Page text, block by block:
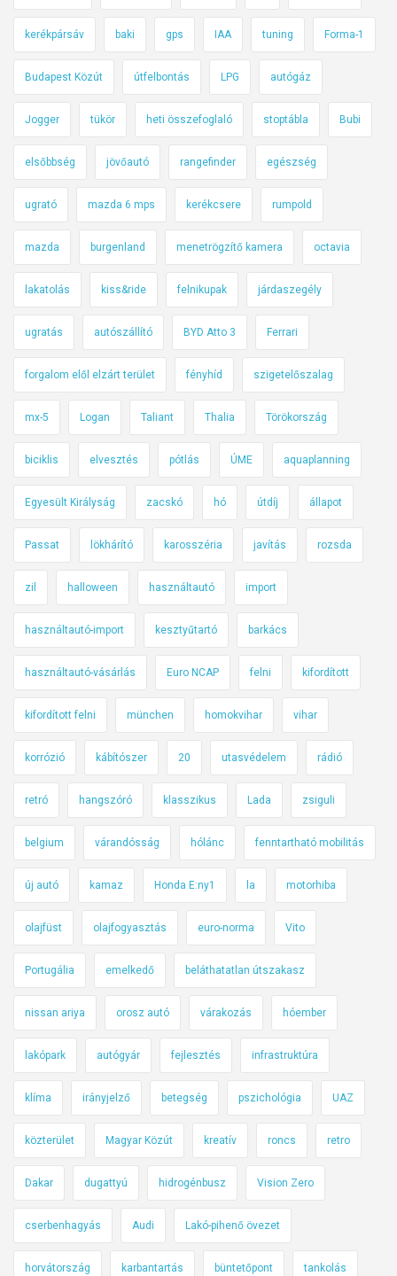
kerékpársáv baki gps IAA tuning Forma-1
Budapest Közút útfelbontás LPG autógáz
Jogger tükör heti összefoglaló stoptábla Bubi
elsőbbség jövőautó rangefinder egészség
ugrató mazda 6 mps kerékcsere rumpold
mazda burgenland menetrögzítő kamera octavia
lakatolás kiss&ride felnikupak járdaszegély
ugratás autószállító BYD Atto 3 Ferrari
forgalom elől elzárt terület fényhíd szigetelőszalag
mx-5 Logan Taliant Thalia Törökország
biciklis elvesztés pótlás ÚME aquaplanning
Egyesült Királyság zacskó hó útdíj állapot
Passat lökhárító karosszéria javítás rozsda
zil halloween használtautó import
használtautó-import kesztyűtartó barkács
használtautó-vásárlás Euro NCAP felni kifordított
kifordított felni münchen homokvihar vihar
korrózió kábítószer 20 utasvédelem rádió
retró hangszóró klasszikus Lada zsiguli
belgium várandósság hólánc fenntartható mobilitás
új autó kamaz Honda E:ny1 la motorhiba
olajfüst olajfogyasztás euro-norma Vito
Portugália emelkedő beláthatatlan útszakasz
nissan ariya orosz autó várakozás hóember
lakópark autógyár fejlesztés infrastruktúra
klíma irányjelző betegség pszichológia UAZ
közterület Magyar Közút kreatív roncs retro
Dakar dugattyú hidrogénbusz Vision Zero
cserbenhagyás Audi Lakó-pihenő övezet
horvátország karbantartás büntetőpont tankolás